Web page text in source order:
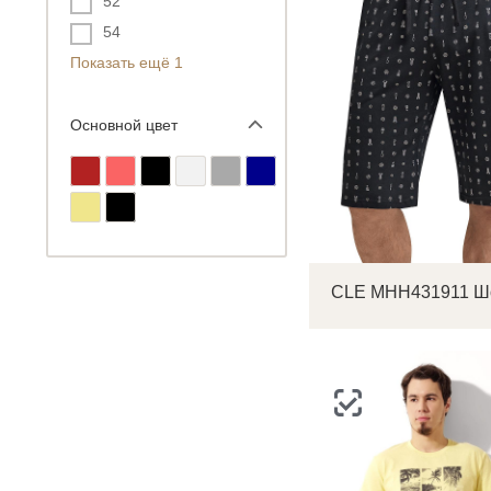
54
Показать ещё 1
Основной цвет